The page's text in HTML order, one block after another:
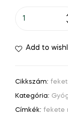
Add to
Cikkszám:
Kategória:
Címkék: fekete